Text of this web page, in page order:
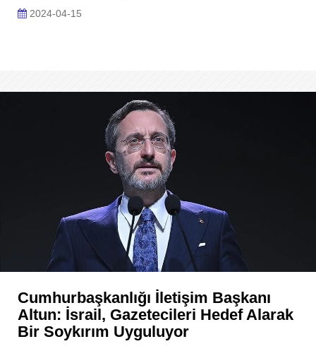
2024-04-15
Cumhurbaşkanlığı İletişim Başkanı
Altun: İsrail, Gazetecileri Hedef Alarak
Bir Soykırım Uyguluyor